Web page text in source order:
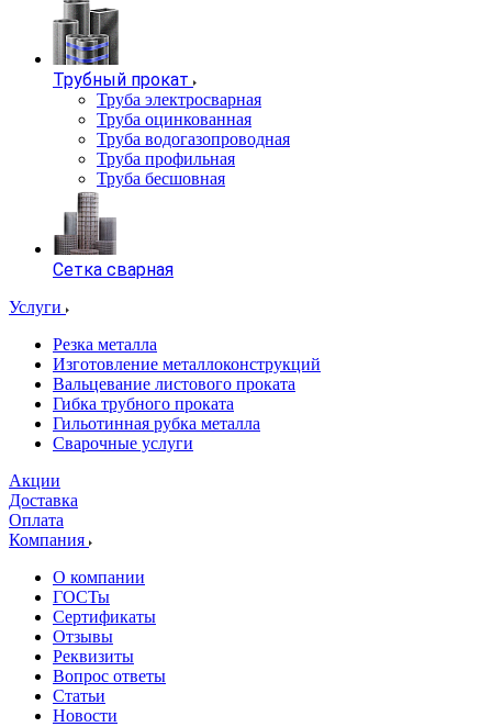
Трубный прокат
Труба электросварная
Труба оцинкованная
Труба водогазопроводная
Труба профильная
Труба бесшовная
Сетка сварная
Услуги
Резка металла
Изготовление металлоконструкций
Вальцевание листового проката
Гибка трубного проката
Гильотинная рубка металла
Сварочные услуги
Акции
Доставка
Оплата
Компания
О компании
ГОСТы
Сертификаты
Отзывы
Реквизиты
Вопрос ответы
Статьи
Новости